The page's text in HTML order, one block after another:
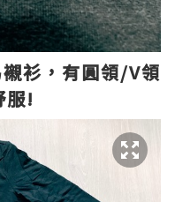
衫，有圓領/V領
服!